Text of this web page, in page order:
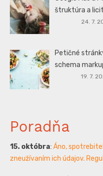
štruktúra a
24. 7.
Petičné
schema
19. 7.
Poradňa
15. októbra: Áno,
zneužívaním ich údajov.